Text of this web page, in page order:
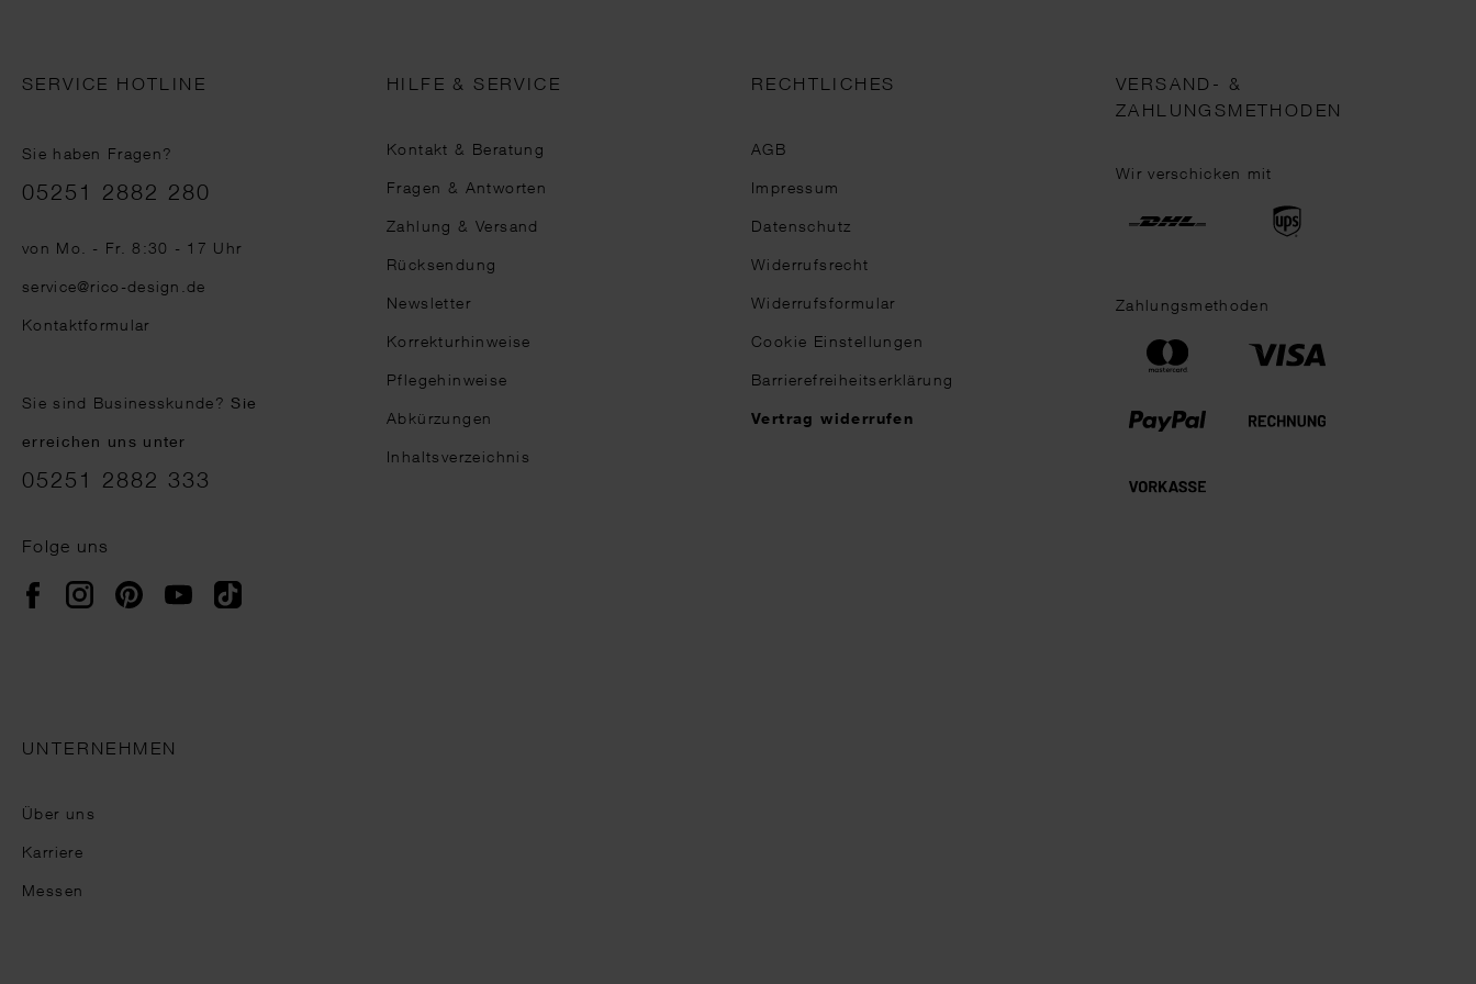
SERVICE HOTLINE
Sie haben Fragen?
Telefonnummer
05251 2882 280
von Mo. - Fr. 8:30 - 17 Uhr
service@rico-design.de
Kontaktformular
Sie sind Businesskunde?Sie
erreichen uns unter
05251 2882 333
Folge uns
FacebookInstagramPinterestYouTubeTikTok
HILFE & SERVICE
Kontakt & Beratung
Fragen & Antworten
Zahlung & Versand
Rücksendung
Newsletter
Korrekturhinweise
Pflegehinweise
Abkürzungen
Inhaltsverzeichnis
RECHTLICHES
AGB
Impressum
Datenschutz
Widerrufsrecht
Widerrufsformular
Cookie Einstellungen
Barrierefreiheitserklärung
Vertrag widerrufen
VERSAND- &
ZAHLUNGSMETHODEN
Wir verschicken mit
Zahlungsmethoden
UNTERNEHMEN
Über uns
Karriere
Messen